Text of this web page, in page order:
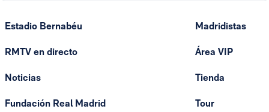
Estadio Bernabéu
RMTV en directo
Noticias
Fundación Real Madrid
Madridistas
Área VIP
Tienda
Tour